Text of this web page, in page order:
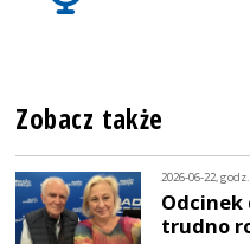
Zobacz także
2026-06-22,
Odcinek
trudno